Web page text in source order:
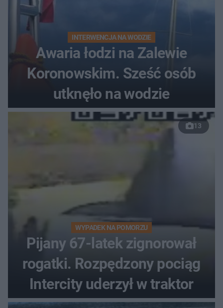
INTERWENCJA NA WODZIE
Awaria łodzi na Zalewie
Koronowskim. Sześć osób
utknęło na wodzie
13
WYPADEK NA POMORZU
Pijany 67-latek zignorował
rogatki. Rozpędzony pociąg
Intercity uderzył w traktor